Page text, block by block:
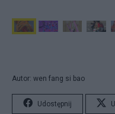
Autor: wen fang si bao
Udostępnij